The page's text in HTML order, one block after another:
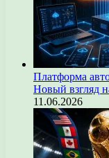
Платформа
Новый взгляд
11.06.2026